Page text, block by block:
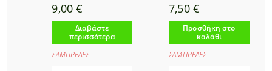
9,00 €
Διαβάστε
περισσότερα
ΣΑΜΠΡΕΛΕΣ
7,50 €
Προσθήκη στο
καλάθι
ΣΑΜΠΡΕΛΕΣ